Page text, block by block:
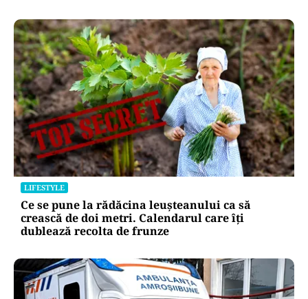
LIFESTYLE
Ce se pune la rădăcina leușteanului ca să
crească de doi metri. Calendarul care îți
dublează recolta de frunze